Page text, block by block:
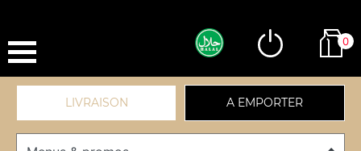
0
LIVRAISON A EMPORTER